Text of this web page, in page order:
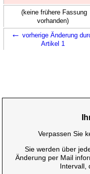
(keine frühere Fassung
vorhanden)
← vorherige Änderung
Artikel 1
Verpassen Sie
Sie werden über
Änderung per Mail
Intervall,